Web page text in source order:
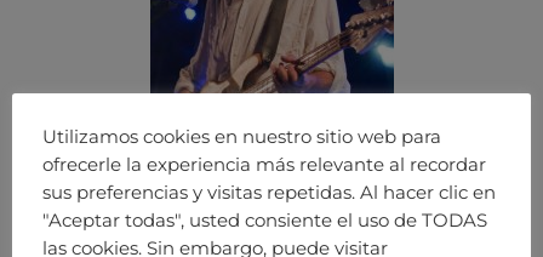
Utilizamos cookies en nuestro sitio web para
ofrecerle la experiencia más relevante al recordar
sus preferencias y visitas repetidas. Al hacer clic en
"Aceptar todas", usted consiente el uso de TODAS
las cookies. Sin embargo, puede visitar